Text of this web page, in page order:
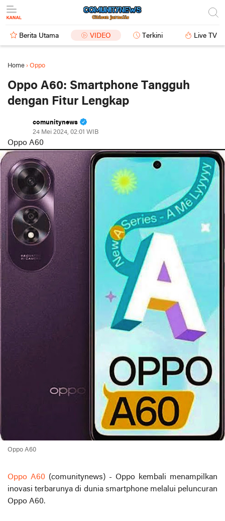
Berita Utama VIDEO Terkini Live TV
Home › Oppo
Oppo A60: Smartphone Tangguh
dengan Fitur Lengkap
comunitynews
24 Mei 2024, 02:01 WIB
Oppo A60
Oppo A60
Oppo A60 (comunitynews) - Oppo kembali menampilkan
inovasi terbarunya di dunia smartphone melalui peluncuran
Oppo A60.